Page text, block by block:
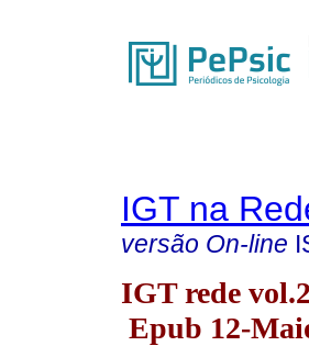
IGT na
versão On-line
IGT rede
Epub 12-